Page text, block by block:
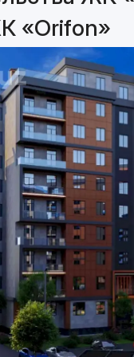
«Orifon»